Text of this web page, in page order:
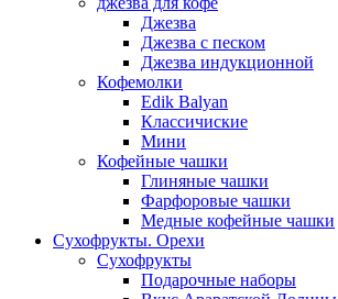
Джезва
Джезва с песком
Джезва индукционной
Кофемолки
Edik Balyan
Классичиские
Мини
Кофейные чашки
Глиняные чашки
Фарфоровые чашки
Медные кофейные чашки
Сухофрукты. Орехи
Сухофрукты
Подарочные наборы